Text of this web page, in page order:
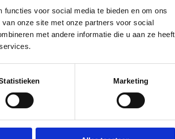
voor social media te bieden en om ons
onze site met onze partners voor social
met andere informatie die u aan ze heeft
Marketing